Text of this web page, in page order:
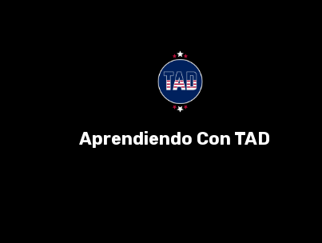
Aprendiendo Con TAD